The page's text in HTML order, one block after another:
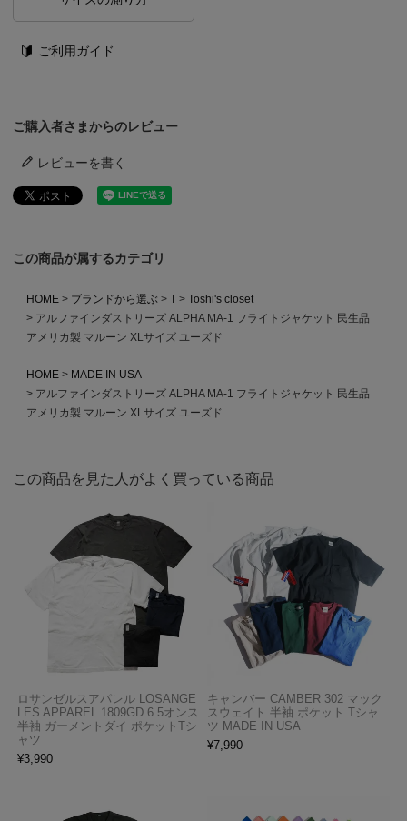
ご利用ガイド
ご購入者さまからのレビュー
レビューを書く
この商品が属するカテゴリ
HOME ブランドから選ぶ T
Toshi's closet
アルファインダストリーズ ALPHA MA-1 フライトジャケット 民生品
アメリカ製 マルーン XLサイズ ユーズド
HOME
MADE IN USA
アルファインダストリーズ ALPHA MA-1 フライトジャケット 民生品
アメリカ製 マルーン XLサイズ ユーズド
この商品を見た人がよく買っている商品
ロサンゼルスアパレル LOSANGE
LES APPAREL 1809GD 6.5オンス
半袖 ガーメントダイ ポケットTシ
ャツ
¥3,990
キャンバー CAMBER 302 マック
スウェイト 半袖 ポケット Tシャ
ツ MADE IN USA
¥7,990